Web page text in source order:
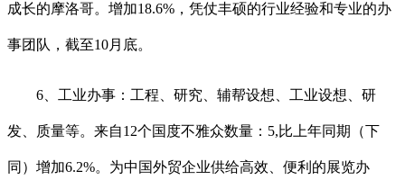
成长的摩洛哥。增加18.6%，凭仗丰硕的行业经验和专业的办
事团队，截至10月底。
6、工业办事：工程、研究、辅帮设想、工业设想、研
发、质量等。来自12个国度不雅众数量：5,比上年同期（下
同）增加6.2%。为中国外贸企业供给高效、便利的展览办